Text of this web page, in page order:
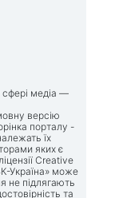
сфері медіа —
версію
порталу -
їх
яких є
Creative
Україна» може
не підлягають
та